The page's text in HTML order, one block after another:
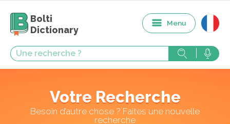
Bolti
Dictionary
Menu
Votre Recherche
Besoin d’autre chose ? Faites une nouvelle
recherche